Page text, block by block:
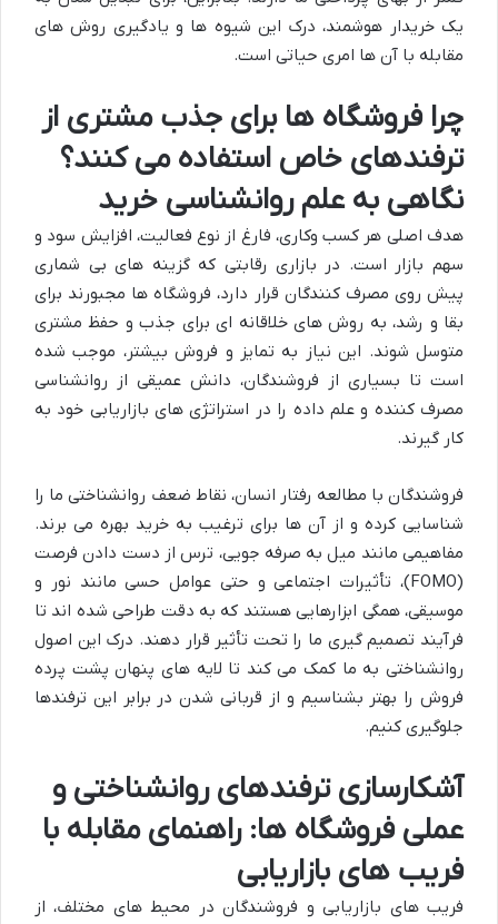
یک خریدار هوشمند، درک این شیوه ها و یادگیری روش های
مقابله با آن ها امری حیاتی است.
چرا فروشگاه ها برای جذب مشتری از
ترفندهای خاص استفاده می کنند؟
نگاهی به علم روانشناسی خرید
هدف اصلی هر کسب وکاری، فارغ از نوع فعالیت، افزایش سود و
سهم بازار است. در بازاری رقابتی که گزینه های بی شماری
پیش روی مصرف کنندگان قرار دارد، فروشگاه ها مجبورند برای
بقا و رشد، به روش های خلاقانه ای برای جذب و حفظ مشتری
متوسل شوند. این نیاز به تمایز و فروش بیشتر، موجب شده
است تا بسیاری از فروشندگان، دانش عمیقی از روانشناسی
مصرف کننده و علم داده را در استراتژی های بازاریابی خود به
کار گیرند.
فروشندگان با مطالعه رفتار انسان، نقاط ضعف روانشناختی ما را
شناسایی کرده و از آن ها برای ترغیب به خرید بهره می برند.
مفاهیمی مانند میل به صرفه جویی، ترس از دست دادن فرصت
(FOMO)، تأثیرات اجتماعی و حتی عوامل حسی مانند نور و
موسیقی، همگی ابزارهایی هستند که به دقت طراحی شده اند تا
فرآیند تصمیم گیری ما را تحت تأثیر قرار دهند. درک این اصول
روانشناختی به ما کمک می کند تا لایه های پنهان پشت پرده
فروش را بهتر بشناسیم و از قربانی شدن در برابر این ترفندها
جلوگیری کنیم.
آشکارسازی ترفندهای روانشناختی و
عملی فروشگاه ها: راهنمای مقابله با
فریب های بازاریابی
فریب های بازاریابی و فروشندگان در محیط های مختلف، از